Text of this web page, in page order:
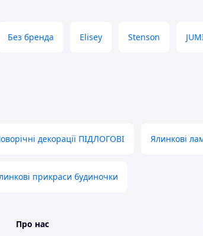
Без бренда Elisey Stenson
декорації ПІДЛОГОВІ Ялинкові
прикраси будиночки
Про нас